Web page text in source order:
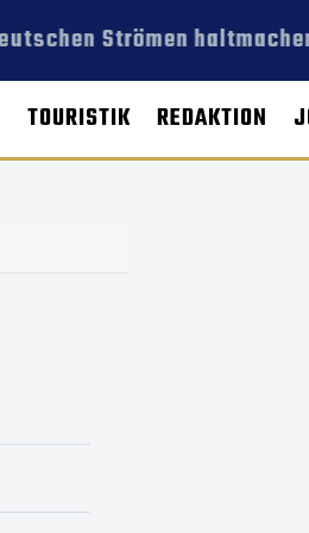
Strömen
TOURISTIK REDAKTION